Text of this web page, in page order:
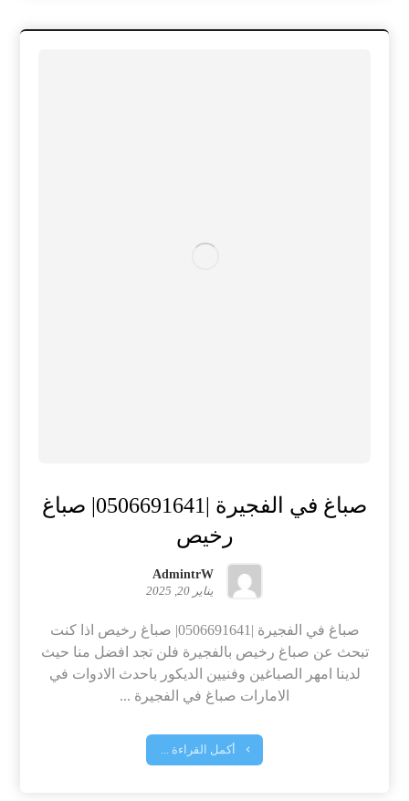
صباغ في الفجيرة |0506691641| صباغ
رخيص
AdmintrW
يناير 20, 2025
صباغ في الفجيرة |0506691641| صباغ رخيص اذا كنت
تبحث عن صباغ رخيص بالفجيرة فلن تجد افضل منا حيث
لدينا امهر الصباغين وفنيين الديكور باحدث الادوات في
الامارات صباغ في الفجيرة ...
أكمل القراءة ...